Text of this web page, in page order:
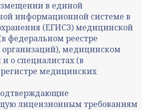
в единой
информационной системе в
(ЕГИСЗ) медицинской
федеральном реестре
медицинском
о специалистах (в
медицинских
лицензионным требованиям